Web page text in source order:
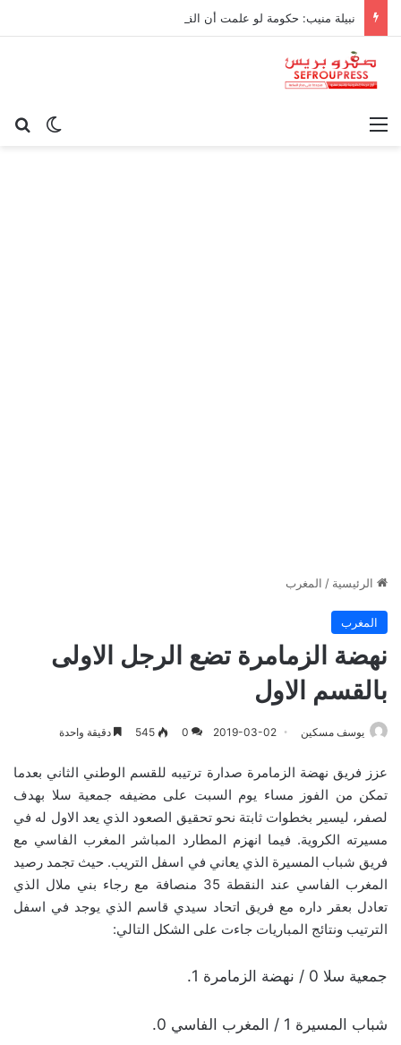
الوضع القائمة
الرئيسية / المغرب
المغرب
نهضة الزمامرة تضع الرجل الاولى
بالقسم الاول
يوسف مسكين 2019-03-02
0
545 دقيقة واحدة
عزز فريق نهضة الزمامرة صدارة ترتيبه للقسم الوطني الثاني بعدما
تمكن من الفوز مساء يوم السبت على مضيفه جمعية سلا بهدف
لصفر، ليسير بخطوات ثابتة نحو تحقيق الصعود الذي يعد الاول له في
مسيرته الكروية. فيما انهزم المطارد المباشر المغرب الفاسي مع
فريق شباب المسيرة الذي يعاني في اسفل التريب. حيث تجمد رصيد
المغرب الفاسي عند النقطة 35 منصافة مع رجاء بني ملال الذي
تعادل بعقر داره مع فريق اتحاد سيدي قاسم الذي يوجد في اسفل
الترتيب ونتائج المباريات جاءت على الشكل التالي:
جمعية سلا 0 / نهضة الزمامرة 1.
شباب المسيرة 1 / المغرب الفاسي 0.